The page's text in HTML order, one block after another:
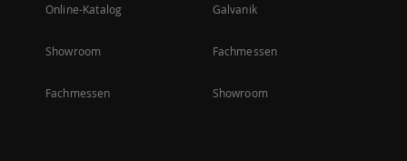
Online-Katalog
Showroom
Fachmessen
Galvanik
Fachmessen
Showroom